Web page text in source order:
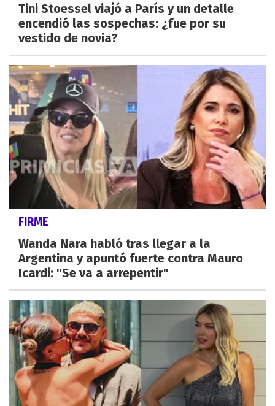
Tini Stoessel viajó a París y un detalle
encendió las sospechas: ¿fue por su
vestido de novia?
FIRME
Wanda Nara habló tras llegar a la
Argentina y apuntó fuerte contra Mauro
Icardi: "Se va a arrepentir"